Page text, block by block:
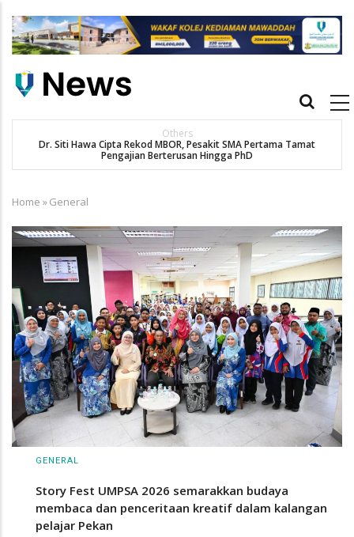
main
Main
Others
Dr. Siti Hawa Cipta Rekod MBOR, Pesakit SMA Pertama Tamat
Pengajian Berterusan Hingga PhD
Breadcrumb
Home »General
GENERAL
Story Fest UMPSA 2026 semarakkan budaya
membaca dan penceritaan kreatif dalam kalangan
pelajar Pekan